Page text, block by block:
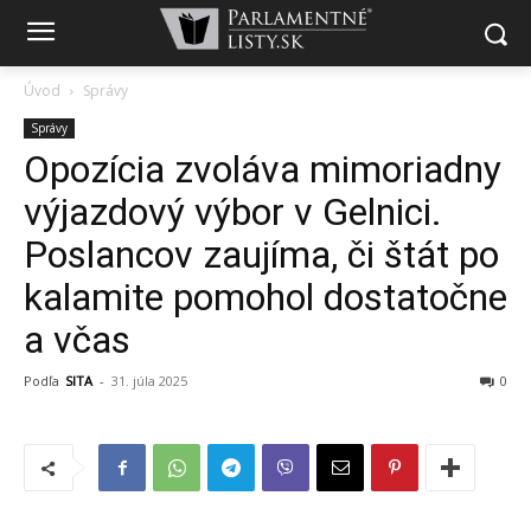
Úvod Správy
Správy
Opozícia zvoláva mimoriadny
výjazdový výbor v Gelnici.
Poslancov zaujíma, či štát po
kalamite pomohol dostatočne
a včas
Podľa SITA - 31. júla 2025 0